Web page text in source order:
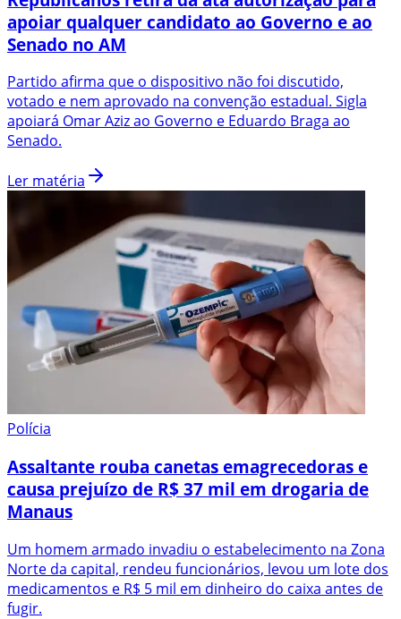
apoiar qualquer candidato ao Governo e ao
Senado no AM
Partido afirma que o dispositivo não foi discutido,
votado e nem aprovado na convenção estadual. Sigla
apoiará Omar Aziz ao Governo e Eduardo Braga ao
Senado.
Ler matéria
Polícia
Assaltante rouba canetas emagrecedoras e
causa prejuízo de R$ 37 mil em drogaria de
Manaus
Um homem armado invadiu o estabelecimento na Zona
Norte da capital, rendeu funcionários, levou um lote dos
medicamentos e R$ 5 mil em dinheiro do caixa antes de
fugir.